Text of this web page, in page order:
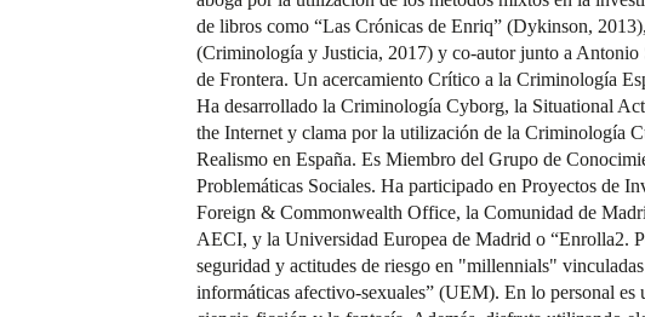
de libros como “Las Crónicas de Enriq” (Dykinson,
(Criminología y Justicia, 2017) y co-autor junto a
de Frontera. Un acercamiento Crítico a la Criminología
Ha desarrollado la Criminología Cyborg, la Situational
the Internet y clama por la utilización de la Criminología
Realismo en España. Es Miembro del Grupo de
Problemáticas Sociales. Ha participado en Proyectos de
Foreign & Commonwealth Office, la Comunidad de
AECI, y la Universidad Europea de Madrid o “Enrolla2.
seguridad y actitudes de riesgo en "millennials"
informáticas afectivo-sexuales” (UEM). En lo personal es